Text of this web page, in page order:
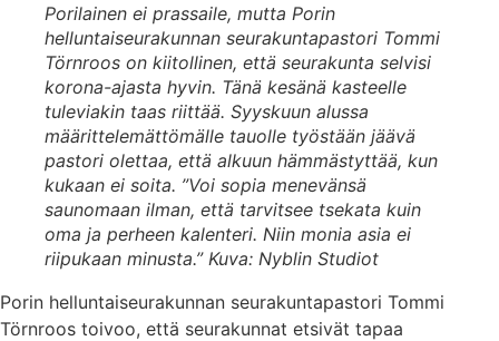
Porilainen ei prassaile, mutta Porin
helluntaiseurakunnan seurakuntapastori Tommi
Törnroos on kiitollinen, että seurakunta selvisi
korona-ajasta hyvin. Tänä kesänä kasteelle
tuleviakin taas riittää. Syyskuun alussa
määrittelemättömälle tauolle työstään jäävä
pastori olettaa, että alkuun hämmästyttää, kun
kukaan ei soita. ”Voi sopia menevänsä
saunomaan ilman, että tarvitsee tsekata kuin
oma ja perheen kalenteri. Niin monia asia ei
riipukaan minusta.” Kuva: Nyblin Studiot
Porin helluntaiseurakunnan seurakuntapastori Tommi
Törnroos toivoo, että seurakunnat etsivät tapaa